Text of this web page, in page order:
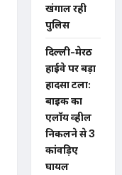
खंगाल रही
पुलिस
दिल्ली-मेरठ
हाईवे पर बड़ा
हादसा टला:
बाइक का
एलॉय व्हील
निकलने से 3
कांवड़िए
घायल